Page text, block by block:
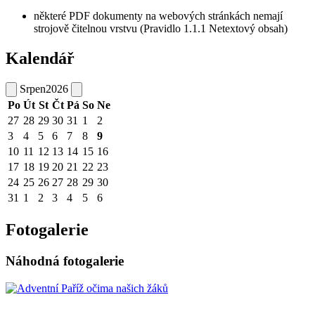
některé PDF dokumenty na webových stránkách nemají
strojově čitelnou vrstvu (Pravidlo 1.1.1 Netextový obsah)
Kalendář
Srpen2026
Po Út St Čt Pá So Ne
27 28 29 30 31 1
2
3
4 5 6 7 8
9
10 11 12 13 14 15 16
17 18 19 20 21 22 23
24 25 26 27 28 29 30
31 1 2 3 4 5 6
Fotogalerie
Náhodná fotogalerie